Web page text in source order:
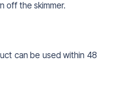
off the skimmer.
can be used within 48